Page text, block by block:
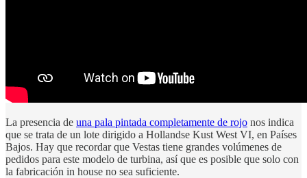
La presencia de una pala pintada completamente de rojo nos indica
que se trata de un lote dirigido a Hollandse Kust West VI, en Países
Bajos. Hay que recordar que Vestas tiene grandes volúmenes de
pedidos para este modelo de turbina, así que es posible que solo con
la fabricación in house no sea suficiente.